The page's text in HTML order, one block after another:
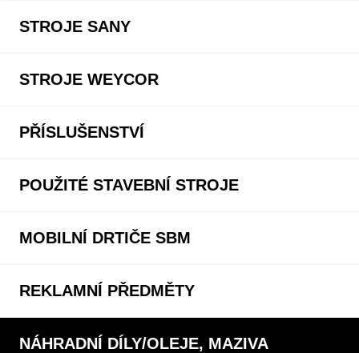
STROJE SANY
STROJE WEYCOR
PŘÍSLUŠENSTVÍ
POUŽITÉ STAVEBNÍ STROJE
MOBILNÍ DRTIČE SBM
REKLAMNÍ PŘEDMĚTY
NÁHRADNÍ DÍLY/OLEJE, MAZIVA